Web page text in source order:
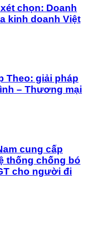
chọn: Doanh
kinh doanh Việt
Theo: giải pháp
– Thương mại
cung cấp
thống chống bó
cho người đi